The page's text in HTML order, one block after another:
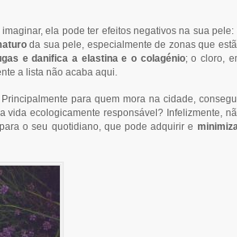
ela pode ter efeitos negativos na sua pele:
da sua pele, especialmente de zonas que
e danifica a elastina e o colagénio; o cloro,
a lista não acaba aqui.
para quem mora na cidade,
vida ecologicamente responsável? Infelizmente,
o seu quotidiano, que pode adquirir e